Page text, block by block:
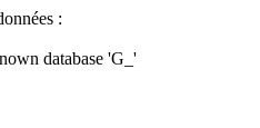
:
database 'G_'